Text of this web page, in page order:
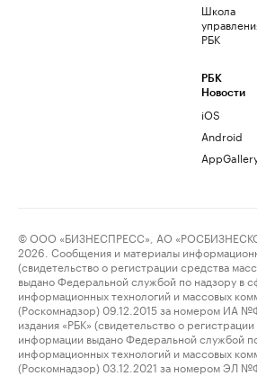
Школа
РБК
РБК
Новости
iOS
Android
© ООО «БИЗНЕСПРЕСС», АО
2026. Сообщения и материалы
(свидетельство о регистрации средства
выдано Федеральной службой по надзору в
информационных технологий и массовых
(Роскомнадзор) 09.12.2015 за номером ИА
издания «РБК» (свидетельство о
информации выдано Федеральной службой
информационных технологий и массовых
(Роскомнадзор) 03.12.2021 за номером ЭЛ